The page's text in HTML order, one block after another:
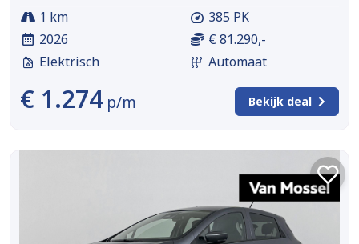
1 km
2026
Elektrisch
385 PK
€ 81.290,-
Automaat
€ 1.274 p/m Bekijk deal